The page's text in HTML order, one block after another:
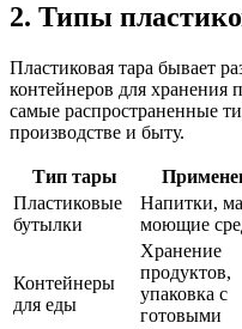
2. Типы
Пластиковая тара бывает
контейнеров для хранения
самые распространенные
производстве и быту.
Тип тары
Пластиковые
бутылки
Напитки,
моющие
Контейнеры
для еды
Хранение
продуктов,
упаковка с
готовыми